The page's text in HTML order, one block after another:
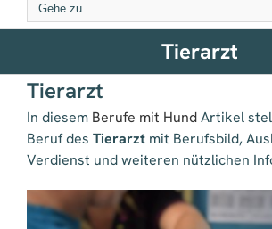
Gehe zu ...
Tierarzt
Tierarzt
In diesem Berufe mit HundArtikel
Beruf des Tierarzt mit Berufsbild,
Verdienst und weiteren nützlichen